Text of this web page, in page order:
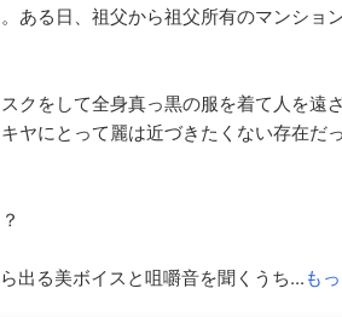
る日、祖父から祖父所有のマンショ
クをして全身真っ黒の服を着て人を遠
ヤにとって麗は近づきたくない存在だ
出る美ボイスと咀嚼音を聞くうち...も